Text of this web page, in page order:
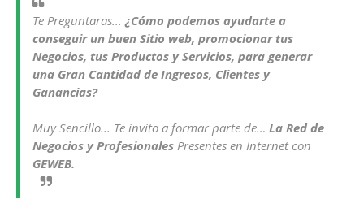
Te Preguntaras...¿Cómo podemos ayudarte a
conseguir un buen Sitio web, promocionar tus
Negocios, tus Productos y Servicios, para generar
una Gran Cantidad de Ingresos, Clientes y
Ganancias?
Muy Sencillo... Te invito a formar parte de… La Red de
Negocios y Profesionales Presentes en Internet con
GEWEB.